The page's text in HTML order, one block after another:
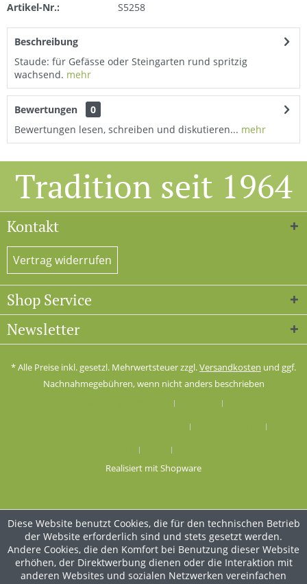
Artikel-Nr.: S5258
Beschreibung
Staude: für Gefässe oder Steingarten rund spritzig
wachsend. mehr
Bewertungen
0
Bewertungen lesen, schreiben und diskutieren... mehr
Tradition seit 1964
Kontakt
Vertrag widerrufen
Shop Service
Newsletter
* Alle Preise inkl. gesetzl. Mehrwertsteuer zzgl.Versandkosten und ggf.
Nachnahmegebühren, wenn nicht anders beschrieben
Realisiert mit Shopware
Diese Website benutzt Cookies, die für den technischen Betrieb
der Website erforderlich sind und stets gesetzt werden.
Andere Cookies, die den Komfort bei Benutzung dieser Website
erhöhen, der Direktwerbung dienen oder die Interaktion mit
anderen Websites und sozialen Netzwerken vereinfachen